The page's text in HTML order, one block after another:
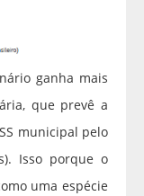
ganha mais
que prevê a
municipal pelo
Isso porque o
uma espécie